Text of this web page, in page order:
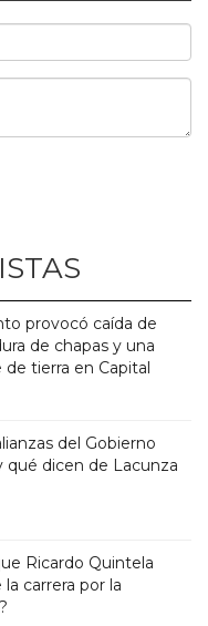
provocó caída de
de chapas y una
tierra en Capital
del Gobierno
qué dicen de Lacunza
Ricardo Quintela
carrera por la